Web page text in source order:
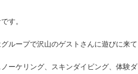
す。
ループで沢山のゲストさんに遊びに来て
ーケリング、スキンダイビング、体験